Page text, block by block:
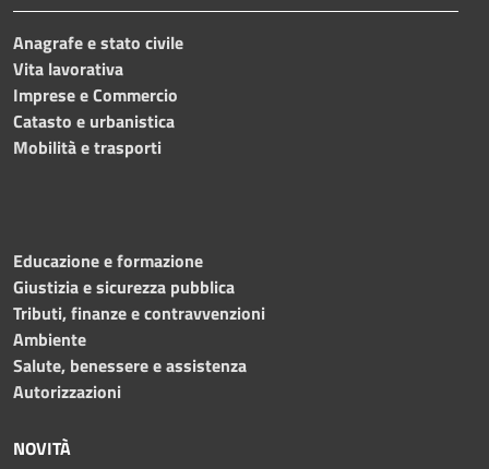
Anagrafe e stato civile
Vita lavorativa
Imprese e Commercio
Catasto e urbanistica
Mobilità e trasporti
Educazione e formazione
Giustizia e sicurezza pubblica
Tributi, finanze e contravvenzioni
Ambiente
Salute, benessere e assistenza
Autorizzazioni
NOVITÀ